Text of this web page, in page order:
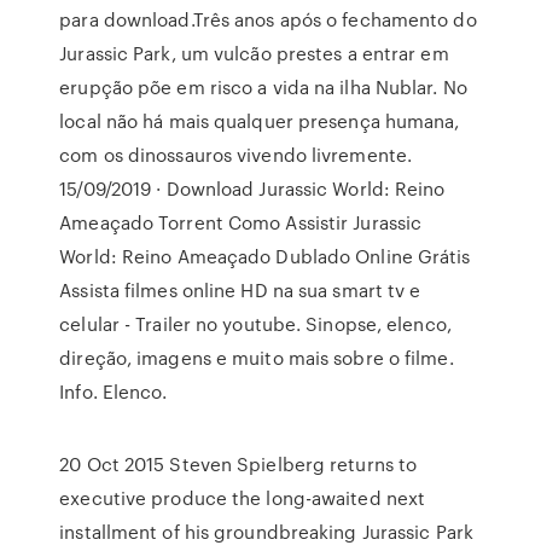
para download.Três anos após o fechamento do
Jurassic Park, um vulcão prestes a entrar em
erupção põe em risco a vida na ilha Nublar. No
local não há mais qualquer presença humana,
com os dinossauros vivendo livremente.
15/09/2019 · Download Jurassic World: Reino
Ameaçado Torrent Como Assistir Jurassic
World: Reino Ameaçado Dublado Online Grátis
Assista filmes online HD na sua smart tv e
celular - Trailer no youtube. Sinopse, elenco,
direção, imagens e muito mais sobre o filme.
Info. Elenco.
20 Oct 2015 Steven Spielberg returns to
executive produce the long-awaited next
installment of his groundbreaking Jurassic Park